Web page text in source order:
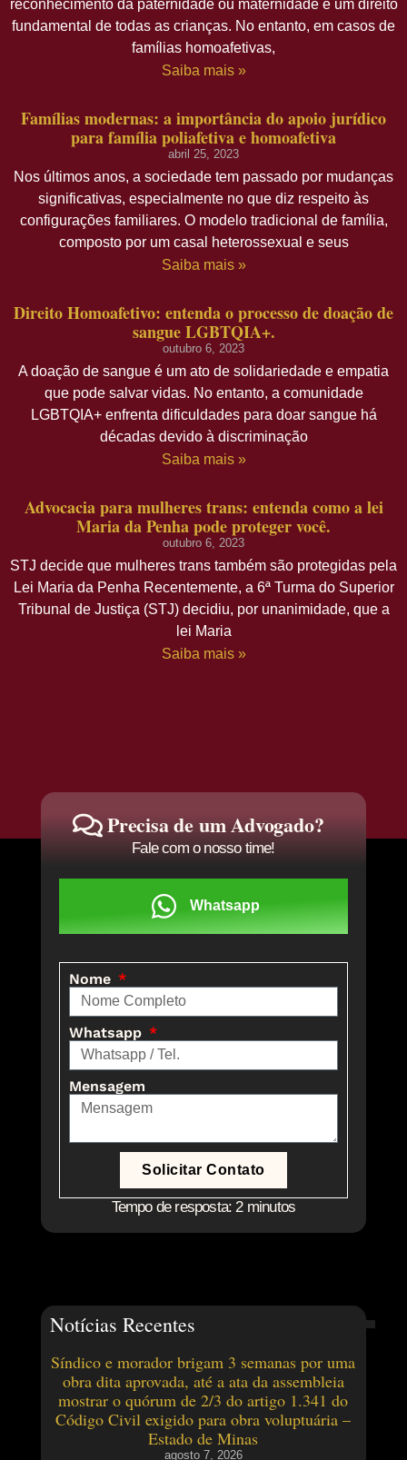
reconhecimento da paternidade ou maternidade é um direito
fundamental de todas as crianças. No entanto, em casos de
famílias homoafetivas,
Saiba mais »
Famílias modernas: a importância do apoio jurídico
para família poliafetiva e homoafetiva
abril 25, 2023
Nos últimos anos, a sociedade tem passado por mudanças
significativas, especialmente no que diz respeito às
configurações familiares. O modelo tradicional de família,
composto por um casal heterossexual e seus
Saiba mais »
Direito Homoafetivo: entenda o processo de doação de
sangue LGBTQIA+.
outubro 6, 2023
A doação de sangue é um ato de solidariedade e empatia
que pode salvar vidas. No entanto, a comunidade
LGBTQIA+ enfrenta dificuldades para doar sangue há
décadas devido à discriminação
Saiba mais »
Advocacia para mulheres trans: entenda como a lei
Maria da Penha pode proteger você.
outubro 6, 2023
STJ decide que mulheres trans também são protegidas pela
Lei Maria da Penha Recentemente, a 6ª Turma do Superior
Tribunal de Justiça (STJ) decidiu, por unanimidade, que a
lei Maria
Saiba mais »
Precisa de um Advogado?
Fale com o nosso time!
Whatsapp
Nome
Whatsapp
Mensagem
Solicitar Contato
Tempo de resposta: 2 minutos
Notícias Recentes
Síndico e morador brigam 3 semanas por uma
obra dita aprovada, até a ata da assembleia
mostrar o quórum de 2/3 do artigo 1.341 do
Código Civil exigido para obra voluptuária –
Estado de Minas
agosto 7, 2026